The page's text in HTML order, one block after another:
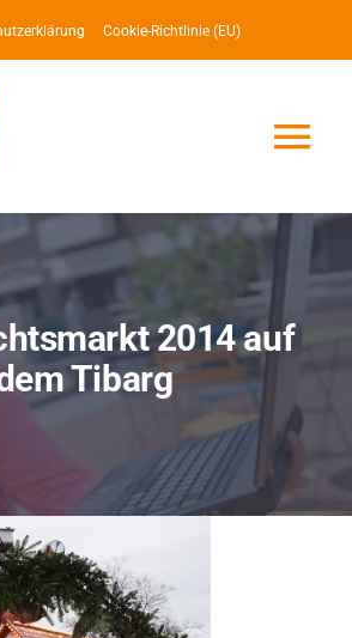
Cookie-Richtlinie (EU)
2014 auf
Tibarg